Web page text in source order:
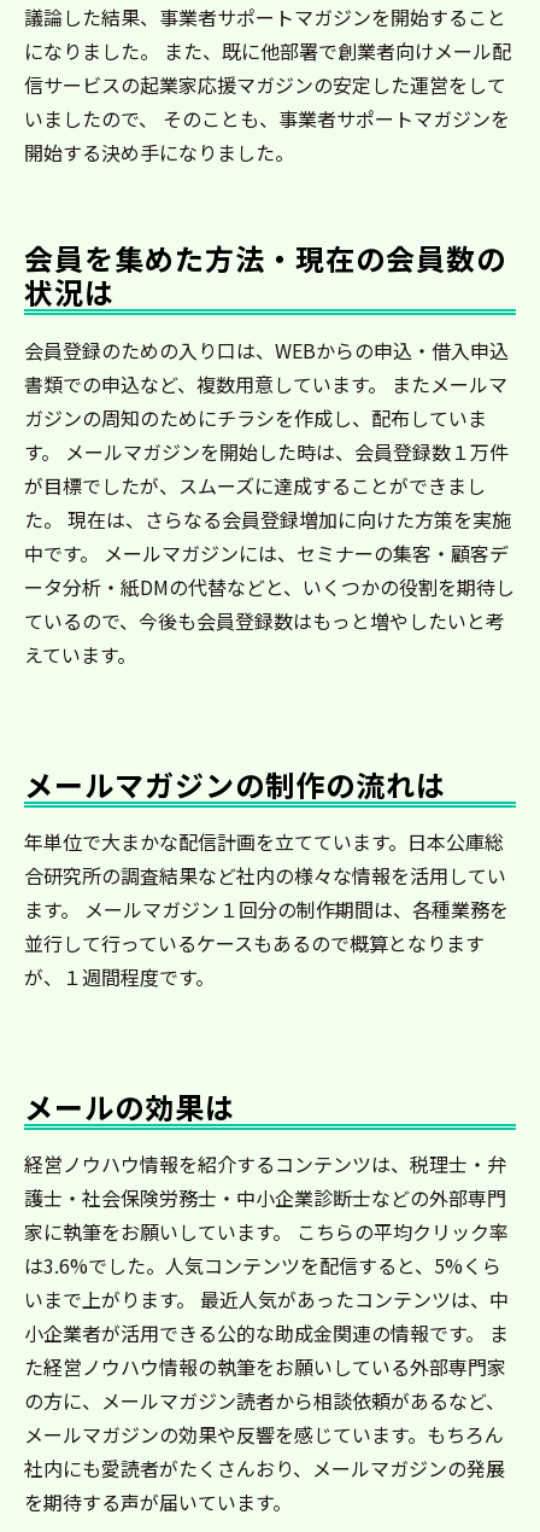
議論した結果、事業者サポートマガジンを開始すること
になりました。 また、既に他部署で創業者向けメール配
信サービスの起業家応援マガジンの安定した運営をして
いましたので、 そのことも、事業者サポートマガジンを
開始する決め手になりました。
会員を集めた方法・現在の会員数の
状況は
会員登録のための入り口は、WEBからの申込・借入申込
書類での申込など、複数用意しています。 またメールマ
ガジンの周知のためにチラシを作成し、配布していま
す。 メールマガジンを開始した時は、会員登録数１万件
が目標でしたが、スムーズに達成することができまし
た。 現在は、さらなる会員登録増加に向けた方策を実施
中です。 メールマガジンには、セミナーの集客・顧客デ
ータ分析・紙DMの代替などと、いくつかの役割を期待し
ているので、今後も会員登録数はもっと増やしたいと考
えています。
メールマガジンの制作の流れは
年単位で大まかな配信計画を立てています。日本公庫総
合研究所の調査結果など社内の様々な情報を活用してい
ます。 メールマガジン１回分の制作期間は、各種業務を
並行して行っているケースもあるので概算となります
が、１週間程度です。
メールの効果は
経営ノウハウ情報を紹介するコンテンツは、税理士・弁
護士・社会保険労務士・中小企業診断士などの外部専門
家に執筆をお願いしています。 こちらの平均クリック率
は3.6%でした。人気コンテンツを配信すると、5%くら
いまで上がります。 最近人気があったコンテンツは、中
小企業者が活用できる公的な助成金関連の情報です。 ま
た経営ノウハウ情報の執筆をお願いしている外部専門家
の方に、メールマガジン読者から相談依頼があるなど、
メールマガジンの効果や反響を感じています。もちろん
社内にも愛読者がたくさんおり、メールマガジンの発展
を期待する声が届いています。